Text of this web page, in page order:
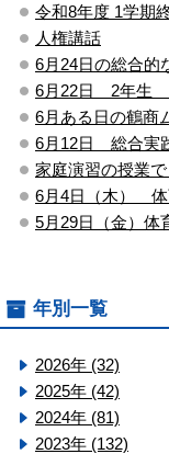
令和8年度 1学期
人権講話
6月24日の総合
6月22日 2年生
6月ある日の鶴商
6月12日 総合実
家庭演習の授業
6月4日（木） 体
5月29日（金）体
年別一覧
2026年 (32)
2025年 (42)
2024年 (81)
2023年 (132)